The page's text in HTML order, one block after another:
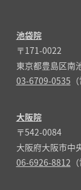
池袋院
〒171-0022
東京都豊島区南
03-6709-0535
大阪院
〒542-0084
大阪府大阪市中
06-6926-8812